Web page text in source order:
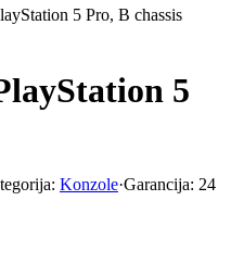
5 Pro, B chassis
5
Konzole·Garancija: 24